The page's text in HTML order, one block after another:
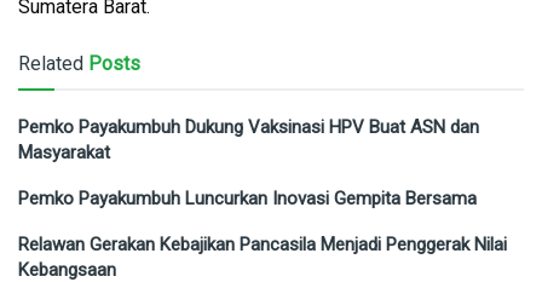
Sumatera Barat.
Related Posts
Pemko Payakumbuh Dukung Vaksinasi HPV Buat ASN dan
Masyarakat
Pemko Payakumbuh Luncurkan Inovasi Gempita Bersama
Relawan Gerakan Kebajikan Pancasila Menjadi Penggerak Nilai
Kebangsaan